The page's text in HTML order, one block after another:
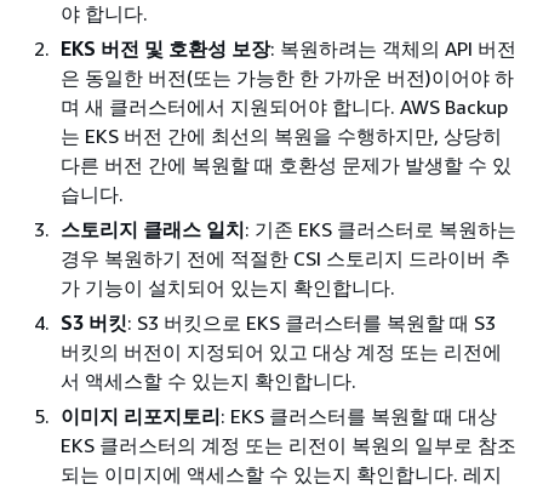
야 합니다.
EKS 버전 및 호환성 보장: 복원하려는 객체의 API 버전
은 동일한 버전(또는 가능한 한 가까운 버전)이어야 하
며 새 클러스터에서 지원되어야 합니다. AWS Backup
는 EKS 버전 간에 최선의 복원을 수행하지만, 상당히
다른 버전 간에 복원할 때 호환성 문제가 발생할 수 있
습니다.
스토리지 클래스 일치: 기존 EKS 클러스터로 복원하는
경우 복원하기 전에 적절한 CSI 스토리지 드라이버 추
가 기능이 설치되어 있는지 확인합니다.
S3 버킷: S3 버킷으로 EKS 클러스터를 복원할 때 S3
버킷의 버전이 지정되어 있고 대상 계정 또는 리전에
서 액세스할 수 있는지 확인합니다.
이미지 리포지토리: EKS 클러스터를 복원할 때 대상
EKS 클러스터의 계정 또는 리전이 복원의 일부로 참조
되는 이미지에 액세스할 수 있는지 확인합니다. 레지